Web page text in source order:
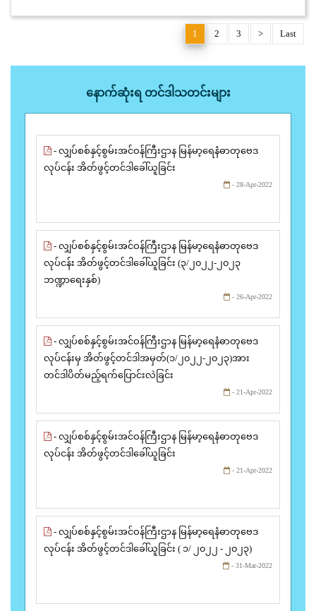
1 2 3 > Last
နောက်ဆုံးရ တင်ဒါသတင်းများ
- လျှပ်စစ်နှင့်စွမ်းအင်ဝန်ကြီးဌာန မြန်မာ့ရေနံဓာတုဗေဒ
လုပ်ငန်း အိတ်ဖွင့်တင်ဒါခေါ်ယူခြင်း
- 28-Apr-2022
- လျှပ်စစ်နှင့်စွမ်းအင်ဝန်ကြီးဌာန မြန်မာ့ရေနံဓာတုဗေဒ
လုပ်ငန်း အိတ်ဖွင့်တင်ဒါခေါ်ယူခြင်း (၃/၂၀၂၂-၂၀၂၃
ဘဏ္ဍာရေးနှစ်)
- 26-Apr-2022
- လျှပ်စစ်နှင့်စွမ်းအင်ဝန်ကြီးဌာန မြန်မာ့ရေနံဓာတုဗေဒ
လုပ်ငန်းမှ အိတ်ဖွင့်တင်ဒါအမှတ်(၁/၂၀၂၂-၂၀၂၃)အား
တင်ဒါပိတ်မည့်ရက်ပြောင်းလဲခြင်း
- 21-Apr-2022
- လျှပ်စစ်နှင့်စွမ်းအင်ဝန်ကြီးဌာန မြန်မာ့ရေနံဓာတုဗေဒ
လုပ်ငန်း အိတ်ဖွင့်တင်ဒါခေါ်ယူခြင်း
- 21-Apr-2022
- လျှပ်စစ်နှင့်စွမ်းအင်ဝန်ကြီးဌာန မြန်မာ့ရေနံဓာတုဗေဒ
လုပ်ငန်း အိတ်ဖွင့်တင်ဒါခေါ်ယူခြင်း ( ၁/ ၂၀၂၂ - ၂၀၂၃)
- 31-Mar-2022